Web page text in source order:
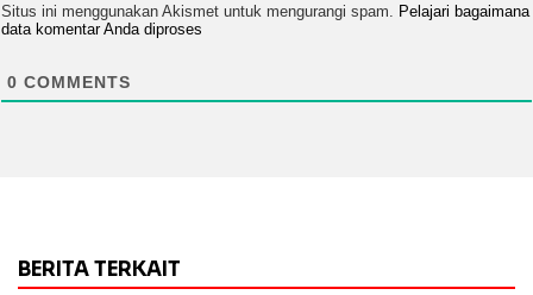
Situs ini menggunakan Akismet untuk mengurangi spam. Pelajari bagaimana
data komentar Anda diproses
0 COMMENTS
BERITA TERKAIT